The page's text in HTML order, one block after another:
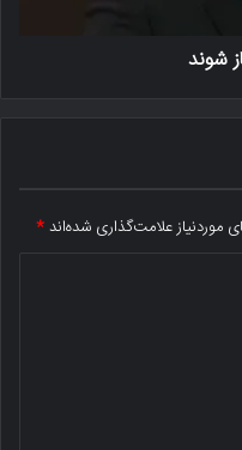
شوند
علامت‌گذاری شده‌اند*